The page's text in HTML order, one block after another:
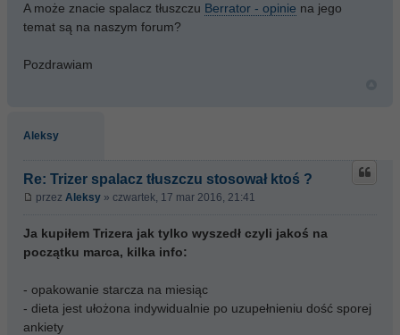
A może znacie spalacz tłuszczu Berrator - opinie na jego
temat są na naszym forum?
Pozdrawiam
Aleksy
Re: Trizer spalacz tłuszczu stosował ktoś ?
przez Aleksy » czwartek, 17 mar 2016, 21:41
Ja kupiłem Trizera jak tylko wyszedł czyli jakoś na
początku marca, kilka info:
- opakowanie starcza na miesiąc
- dieta jest ułożona indywidualnie po uzupełnieniu dość sporej
ankiety